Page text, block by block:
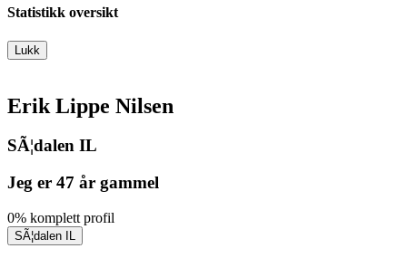
Statistikk oversikt
Lukk
Erik Lippe Nilsen
SÃ¦dalen IL
Jeg er 47 år gammel
0% komplett profil
SÃ¦dalen IL